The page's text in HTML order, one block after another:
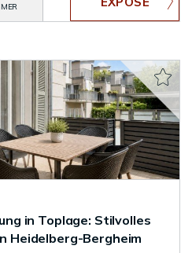
in Toplage: Stilvolles
Heidelberg-Bergheim